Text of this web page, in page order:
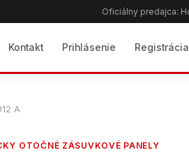
Oficiálny predajca:
Kontakt Prihlásenie Registrácia
A
OTOČNÉ ZÁSUVKOVÉ PANELY